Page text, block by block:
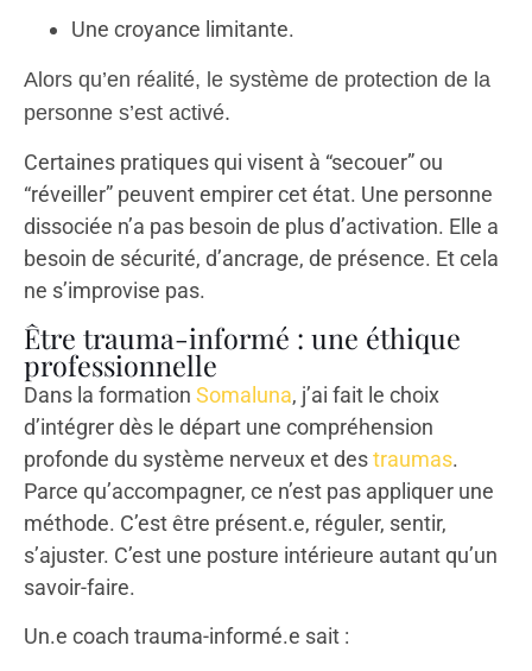
Une croyance limitante.
Alors qu’en réalité, le système de protection de la
personne s’est activé.
Certaines pratiques qui visent à “secouer” ou
“réveiller” peuvent empirer cet état. Une personne
dissociée n’a pas besoin de plus d’activation. Elle a
besoin de sécurité, d’ancrage, de présence. Et cela
ne s’improvise pas.
Être trauma-informé : une éthique
professionnelle
Dans la formation Somaluna, j’ai fait le choix
d’intégrer dès le départ une compréhension
profonde du système nerveux et destraumas.
Parce qu’accompagner, ce n’est pas appliquer une
méthode. C’est être présent.e, réguler, sentir,
s’ajuster. C’est une posture intérieure autant qu’un
savoir-faire.
Un.e coach trauma-informé.e sait :